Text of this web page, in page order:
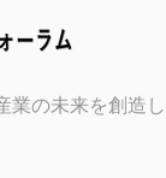
フォ
業の未来を創造し